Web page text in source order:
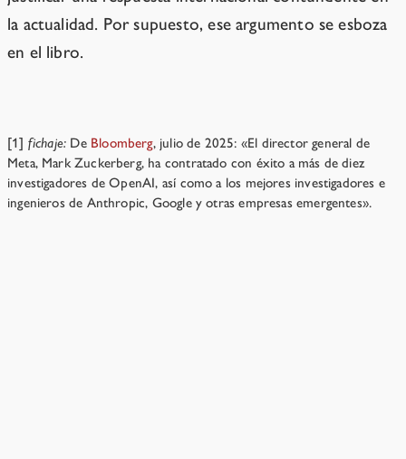
la actualidad. Por supuesto, ese argumento se esboza
en el libro.
[1] fichaje: De Bloomberg, julio de 2025: «El director general de
Meta, Mark Zuckerberg, ha contratado con éxito a más de diez
investigadores de OpenAI, así como a los mejores investigadores e
ingenieros de Anthropic, Google y otras empresas emergentes».